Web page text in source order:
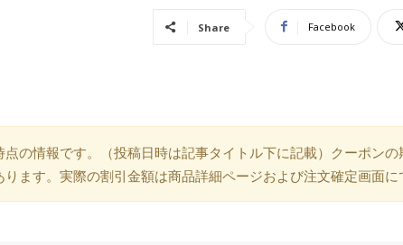
Share Facebook
の情報です。（投稿日時は記事タイトル下に記載）クーポン
ます。実際の割引金額は商品詳細ページおよび注文確定画面に